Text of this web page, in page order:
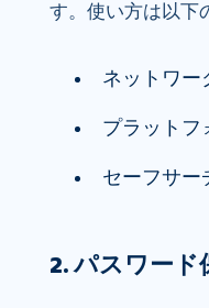
す。使い方は以下
ネットワー
プラットフ
セーフサー
2. パスワード